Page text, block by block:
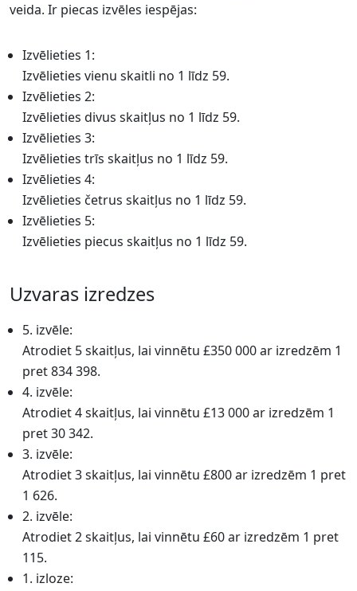
veida. Ir piecas izvēles iespējas:
Izvēlieties 1:
Izvēlieties vienu skaitli no 1 līdz 59.
Izvēlieties 2:
Izvēlieties divus skaitļus no 1 līdz 59.
Izvēlieties 3:
Izvēlieties trīs skaitļus no 1 līdz 59.
Izvēlieties 4:
Izvēlieties četrus skaitļus no 1 līdz 59.
Izvēlieties 5:
Izvēlieties piecus skaitļus no 1 līdz 59.
Uzvaras izredzes
5. izvēle:
Atrodiet 5 skaitļus, lai vinnētu £350 000 ar izredzēm 1
pret 834 398.
4. izvēle:
Atrodiet 4 skaitļus, lai vinnētu £13 000 ar izredzēm 1
pret 30 342.
3. izvēle:
Atrodiet 3 skaitļus, lai vinnētu £800 ar izredzēm 1 pret
1 626.
2. izvēle:
Atrodiet 2 skaitļus, lai vinnētu £60 ar izredzēm 1 pret
115.
1. izloze: